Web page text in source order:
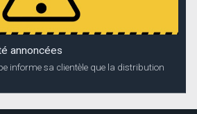
annoncées
informe sa clientèle que la distribution